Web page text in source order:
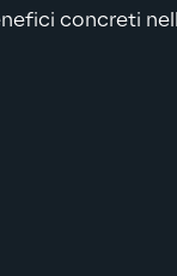
concreti